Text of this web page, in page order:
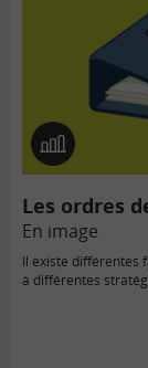
En
image
Les ordres
En image
Il existe différentes
à différentes